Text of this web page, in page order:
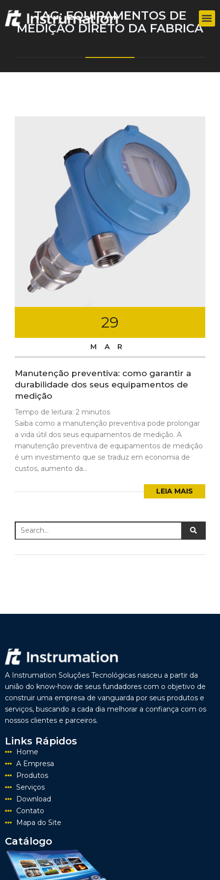
TAG:EQUIPAMENTOS DE
MEDIÇÃO DIRETO DA FABRICA
29
MAR
Manutenção preventiva: como garantir a
durabilidade dos seus equipamentos de
medição
Tempo de leitura: 2 minutos
Saiba como a manutenção preventiva pode prolongar
a vida útil dos seus equipamentos de medição. A
manutenção preventiva de equipamentos de medição
é um investimento que se traduz em economia de
custos, aumento da...
LEIA MAIS
A Instrumation Soluções Tecnológicas nasceu a partir da
união do know-how de seus fundadores com o objetivo de
construir uma empresa de vanguarda por seus produtos e
serviços, buscando a cada dia melhorar a confiança com os
nossos clientes e parceiros.
Links Rápidos
Home
A Empresa
Produtos
Serviços
Download
Contato
Mapa do Site
Catálogo